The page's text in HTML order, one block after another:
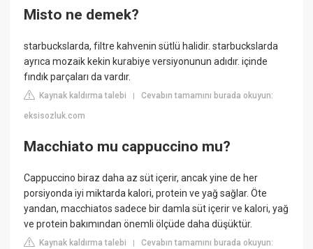
Misto ne demek?
starbuckslarda, filtre kahvenin sütlü halidir. starbuckslarda
ayrıca mozaik kekin kurabiye versiyonunun adıdır. içinde
fındık parçaları da vardır.
Kaynak kaldırma talebi |Cevabın tamamını burada okuyun:
eksisozluk.com
Macchiato mu cappuccino mu?
Cappuccino biraz daha az süt içerir, ancak yine de her
porsiyonda iyi miktarda kalori, protein ve yağ sağlar. Öte
yandan, macchiatos sadece bir damla süt içerir ve kalori, yağ
ve protein bakımından önemli ölçüde daha düşüktür.
Kaynak kaldırma talebi |Cevabın tamamını burada okuyun: